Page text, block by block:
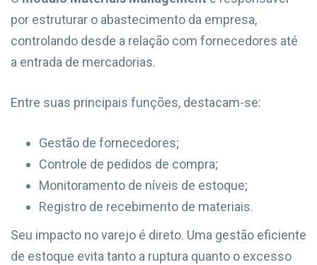
por estruturar o abastecimento da empresa,
controlando desde a relação com fornecedores até
a entrada de mercadorias.
Entre suas principais funções, destacam-se:
Gestão de fornecedores;
Controle de pedidos de compra;
Monitoramento de níveis de estoque;
Registro de recebimento de materiais.
Seu impacto no varejo é direto. Uma gestão eficiente
de estoque evita tanto a ruptura quanto o excesso